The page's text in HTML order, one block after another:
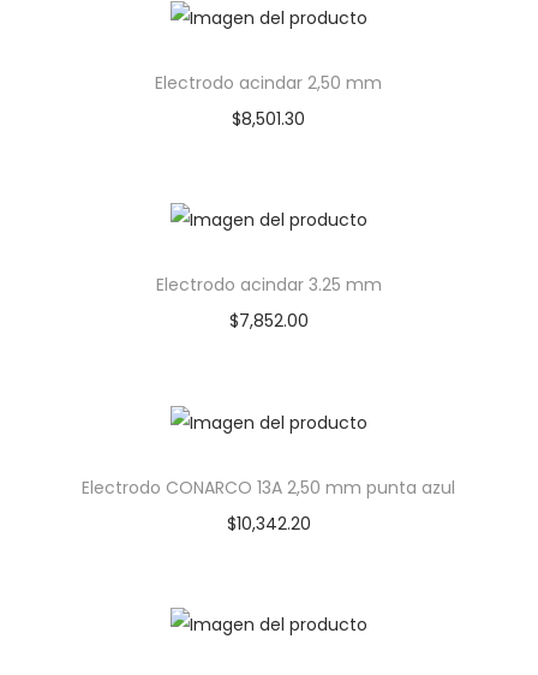
Electrodo acindar 2,50 mm
$8,501.30
Electrodo acindar 3.25 mm
$7,852.00
Electrodo CONARCO 13A 2,50 mm punta azul
$10,342.20